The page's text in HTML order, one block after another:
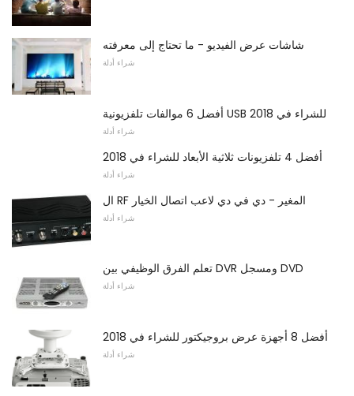
شاشات عرض الفيديو - ما تحتاج إلى معرفته
شراء أدلة
أفضل 6 موالفات تلفزيونية USB للشراء في 2018
شراء أدلة
أفضل 4 تلفزيونات ثلاثية الأبعاد للشراء في 2018
شراء أدلة
ال RF المغير - دي في دي لاعب اتصال الخيار
شراء أدلة
تعلم الفرق الوظيفي بين DVR ومسجل DVD
شراء أدلة
أفضل 8 أجهزة عرض بروجيكتور للشراء في 2018
شراء أدلة